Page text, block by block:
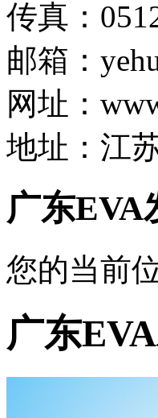
传真：
邮箱：
网址：
地址：江
广东EVA
您的当前
广东